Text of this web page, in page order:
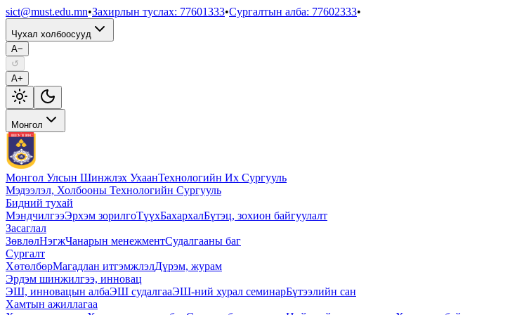
sict@must.edu.mn•Захирлын туслах: 77601333•Сургалтын алба: 77602333•
Чухал холбоосууд
A−
↺
A+
Монгол
Монгол Улсын Шинжлэх УхаанТехнологийн Их Сургууль
Мэдээлэл, Холбооны Технологийн Сургууль
Бидний тухай
МэндчилгээЭрхэм зорилгоТүүхБахархалБүтэц, зохион байгуулалт
Засаглал
ЗөвлөлНэгжЧанарын менежментСудалгааны баг
Сургалт
ХөтөлбөрМагадлан итгэмжлэлДүрэм, журам
Эрдэм шинжилгээ, инновац
ЭШ, инновацын албаЭШ судалгааЭШ-ний хурал семинарБүтээлийн сан
Хамтын ажиллагаа